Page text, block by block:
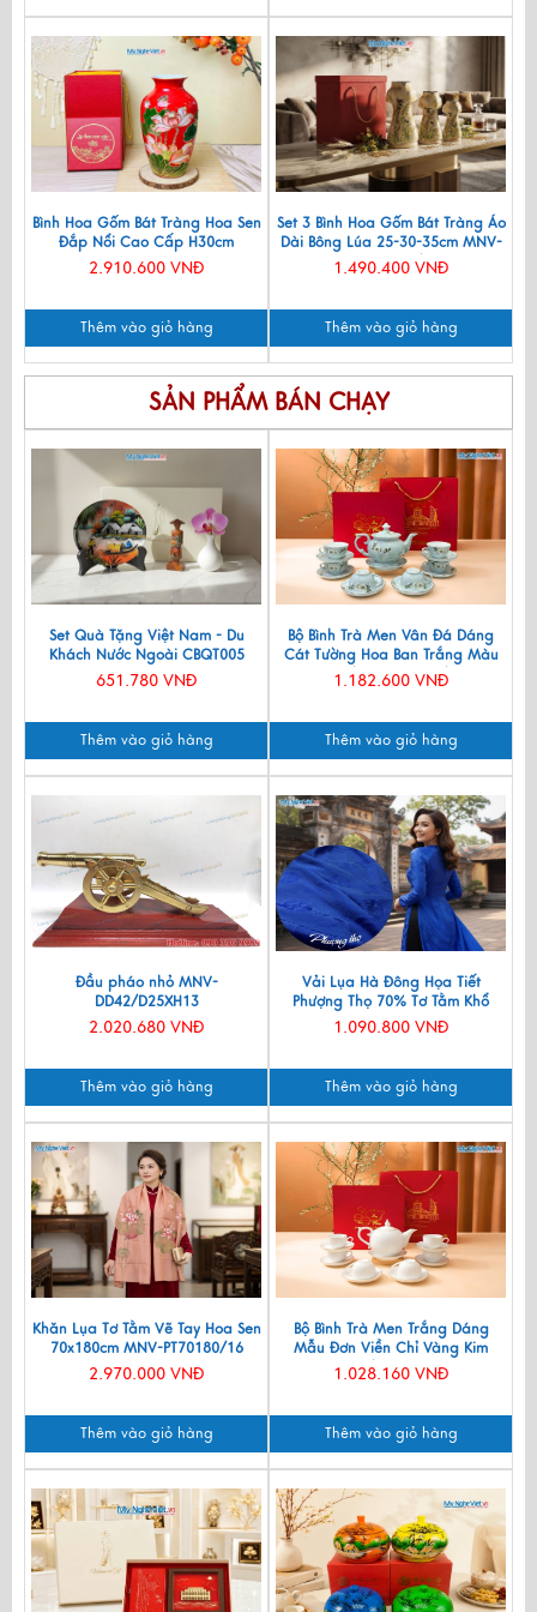
Bình Hoa Gốm Bát Tràng Hoa Sen
Đắp Nổi Cao Cấp H30cm
LHGML01-4
2.910.600 VNĐ
Thêm vào giỏ hàng
Set 3 Bình Hoa Gốm Bát Tràng Áo
Dài Bông Lúa 25-30-35cm MNV-
LHGLH03/4
1.490.400 VNĐ
Thêm vào giỏ hàng
SẢN PHẨM BÁN CHẠY
Set Quà Tặng Việt Nam - Du
Khách Nước Ngoài CBQT005
651.780 VNĐ
Thêm vào giỏ hàng
Bộ Bình Trà Men Vân Đá Dáng
Cát Tường Hoa Ban Trắng Màu
Xanh Lam VBT12/8
1.182.600 VNĐ
Thêm vào giỏ hàng
Đầu pháo nhỏ MNV-
DD42/D25XH13
2.020.680 VNĐ
Thêm vào giỏ hàng
Vải Lụa Hà Đông Họa Tiết
Phượng Thọ 70% Tơ Tằm Khổ
90cm MNV-LNL131
1.090.800 VNĐ
Thêm vào giỏ hàng
Khăn Lụa Tơ Tằm Vẽ Tay Hoa Sen
70x180cm MNV-PT70180/16
2.970.000 VNĐ
Thêm vào giỏ hàng
Bộ Bình Trà Men Trắng Dáng
Mẫu Đơn Viền Chỉ Vàng Kim
550ml BT001-7.2
1.028.160 VNĐ
Thêm vào giỏ hàng